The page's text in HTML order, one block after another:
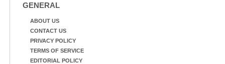
GENERAL
ABOUT US
CONTACT US
PRIVACY POLICY
TERMS OF SERVICE
EDITORIAL POLICY